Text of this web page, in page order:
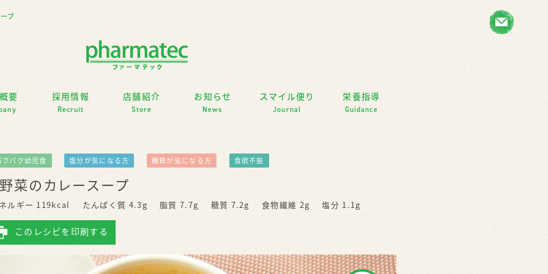
プ
要 採用情報
Recruit
店舗紹介
Store
お知らせ
News
スマイル便り
Journal
栄養指導
Guidance
クパク幼児食 塩分が気になる方 糖質が気になる方 食欲不振
菜のカレースープ
ルギー 119kcal たんぱく質 4.3g 脂質 7.7g 糖質 7.2g 食物繊維 2g 塩分 1.1g
このレシピを印刷する